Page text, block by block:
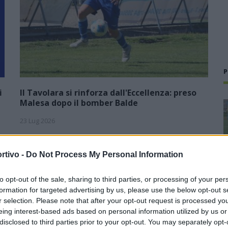
- Do Not Process My Personal Information
opt-out of the sale, sharing to third parties, or processing of your
for targeted advertising by us, please use the below opt-out
selection. Please note that after your opt-out request is processed
interest-based ads based on personal information utilized by us
to third parties prior to your opt-out. You may separately
Il Tavolara si rinforza dall'Eccellenza: preso
Malesa dopo il bomber Balde
23 Lug 2026
Neopromossa in Prima ma con la voglia di scalare ancora
del calcio sardo. Il Tavolara ha vinto il campionato di
Il Ghilarza a caccia del riscatto: «La
Prima? Faremo un campionato
all’altezza della storia del nostro